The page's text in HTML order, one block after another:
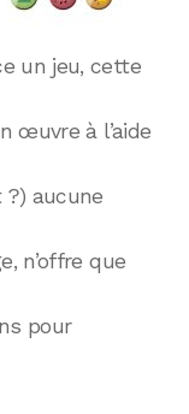
un jeu, cette
œuvre à l’aide
?) aucune
n’offre que
pour